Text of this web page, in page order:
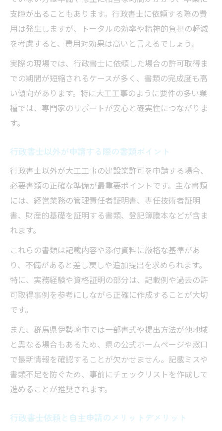
支障が出ることもあります。行政書士に依頼する際の費
用は発生しますが、トータルの効率や精神的負担の軽減
を考慮すると、費用対効果は高いと言えるでしょう。
実際の現場では、行政書士に依頼した場合の許可取得ま
での期間が短縮されるケースが多く、書類の完成度も高
い傾向があります。特に大工工事のように要件の多い業
種では、専門家のサポートが安心と確実性につながりま
す。
行政書士以外が申請する際の書類ポイント
行政書士以外が大工工事の建設業許可を申請する場合、
必要書類の正確な準備が最重要ポイントです。主な書類
には、経営業務の管理責任者証明書、専任技術者証明
書、財産的基礎を証明する書類、登記簿謄本などが含ま
れます。
これらの書類は記載内容や添付資料に厳格な基準があ
り、不備があると差し戻しや追加提出を求められます。
特に、実務経験や資格証明の部分は、記載例や過去の許
可取得事例を参考にしながら正確に作成することが大切
です。
また、群馬県伊勢崎市では一部書式や提出方法が他地域
と異なる場合もあるため、県の公式ホームページや窓口
で最新情報を確認することが欠かせません。記載ミスや
書類不足を防ぐため、事前にチェックリストを作成して
進めることが推奨されます。
行政書士依頼と自主申請のメリットデメリット